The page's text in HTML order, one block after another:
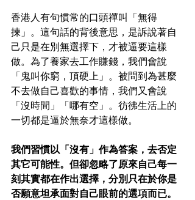
香港人有句慣常的口頭禪叫「無得
揀」。這句話的背後意思，是訴說著自
己只是在別無選擇下，才被逼要這樣
做。為了養家去工作賺錢，我們會說
「鬼叫你窮，頂硬上」。被問到為甚麼
不去做自己喜歡的事情，我們又會說
「沒時間」「哪有空」。彷彿生活上的
一切都是逼於無奈才這樣做。
我們習慣以「沒有」作為答案，去否定
其它可能性。但卻忽略了原來自己每一
刻其實都在作出選擇，分別只在於你是
否願意坦承面對自己眼前的選項而已。